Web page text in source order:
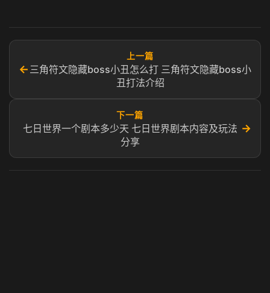
←
上一篇
三角符文隐藏boss小丑怎么打 三角符文隐藏boss小
丑打法介绍
下一篇
七日世界一个剧本多少天 七日世界剧本内容及玩法
分享
→